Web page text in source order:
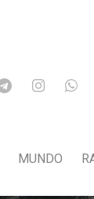
MUNDO